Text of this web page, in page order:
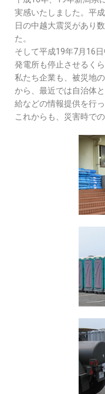
実感いたしました。平
日の中越大震災があり
た。
そして平成19年7月16
発電所も停止させるく
私たち企業も、被災地の
から、最近では自治体
給などの情報提供を行っ
これからも、災害時で